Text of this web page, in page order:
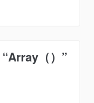
（）”